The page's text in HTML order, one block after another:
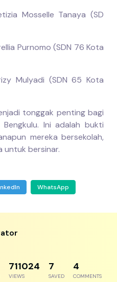
Mosselle Tanaya (SD
Purnomo (SDN 76 Kota
Mulyadi (SDN 65 Kota
tonggak penting bagi
Ini adalah bukti
mereka bersekolah,
untuk bersinar.
WhatsApp
875107
VIEWS
8
SAVED
5
COMMENTS